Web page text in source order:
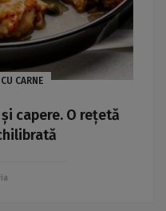
CARNE
capere. O rețetă